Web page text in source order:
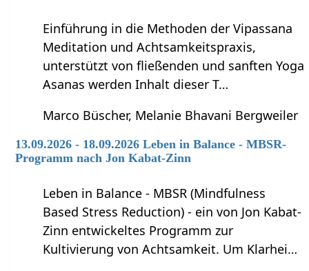
Einführung in die Methoden der Vipassana
Meditation und Achtsamkeitspraxis,
unterstützt von fließenden und sanften Yoga
Asanas werden Inhalt dieser T…
Marco Büscher, Melanie Bhavani Bergweiler
13.09.2026 - 18.09.2026 Leben in Balance - MBSR-
Programm nach Jon Kabat-Zinn
Leben in Balance - MBSR (Mindfulness
Based Stress Reduction) - ein von Jon Kabat-
Zinn entwickeltes Programm zur
Kultivierung von Achtsamkeit. Um Klarhei…